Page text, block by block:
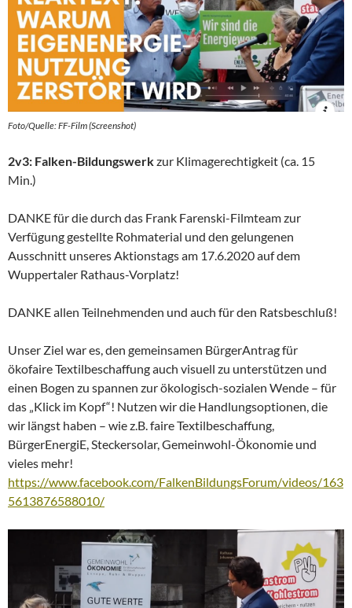
Foto/Quelle: FF-Film (Screenshot)
2v3: Falken-Bildungswerkzur Klimagerechtigkeit (ca. 15
Min.)
DANKE für die durch das Frank Farenski-Filmteam zur
Verfügung gestellte Rohmaterial und den gelungenen
Ausschnitt unseres Aktionstags am 17.6.2020 auf dem
Wuppertaler Rathaus-Vorplatz!
DANKE allen Teilnehmenden und auch für den Ratsbeschluß!
Unser Ziel war es, den gemeinsamen BürgerAntrag für
ökofaire Textilbeschaffung auch visuell zu unterstützen und
einen Bogen zu spannen zur ökologisch-sozialen Wende – für
das „Klick im Kopf“! Nutzen wir die Handlungsoptionen, die
wir längst haben – wie z.B. faire Textilbeschaffung,
BürgerEnergiE, Steckersolar, Gemeinwohl-Ökonomie und
vieles mehr!
https://www.facebook.com/FalkenBildungsForum/videos/163
5613876588010/